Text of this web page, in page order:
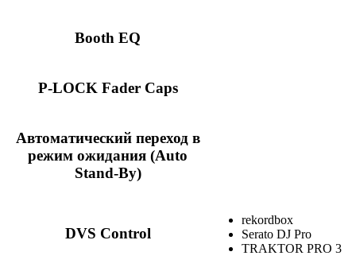
Booth EQ
P-LOCK Fader Caps
Автоматический переход в
режим ожидания (Auto
Stand-By)
DVS Control
rekordbox
Serato DJ Pro
TRAKTOR PRO 3